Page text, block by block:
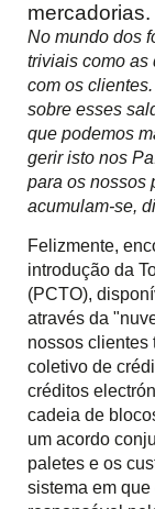
mercadorias.
No mundo dos
triviais como as
com os
sobre esses
que podemos
gerir isto nos
para os nossos
acumulam-se,
Felizmente,
introdução da
(PCTO),
através da
nossos clientes
coletivo de
créditos
cadeia de
um acordo
paletes e os
sistema em